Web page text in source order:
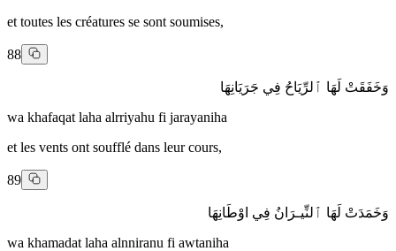
et toutes les créatures se sont soumises,
88
وَخَفَقَتْ لَهَا ٱلرِّيَاحُ فِي جَرَيَانِهَا
wa khafaqat laha alrriyahu fi jarayaniha
et les vents ont soufflé dans leur cours,
89
وَخَمَدَتْ لَهَا ٱلنِّيـرَانُ فِي اوْطَانِهَا
wa khamadat laha alnniranu fi awtaniha